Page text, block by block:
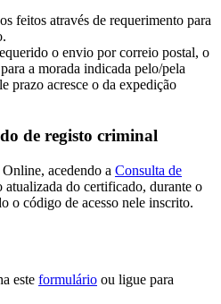
feitos através de requerimento para
o envio por correio postal, o
a morada indicada pelo/pela
prazo acresce o da expedição
de registo criminal
acedendo a Consulta de
atualizada do certificado, durante o
o código de acesso nele inscrito.
este formulário ou ligue para